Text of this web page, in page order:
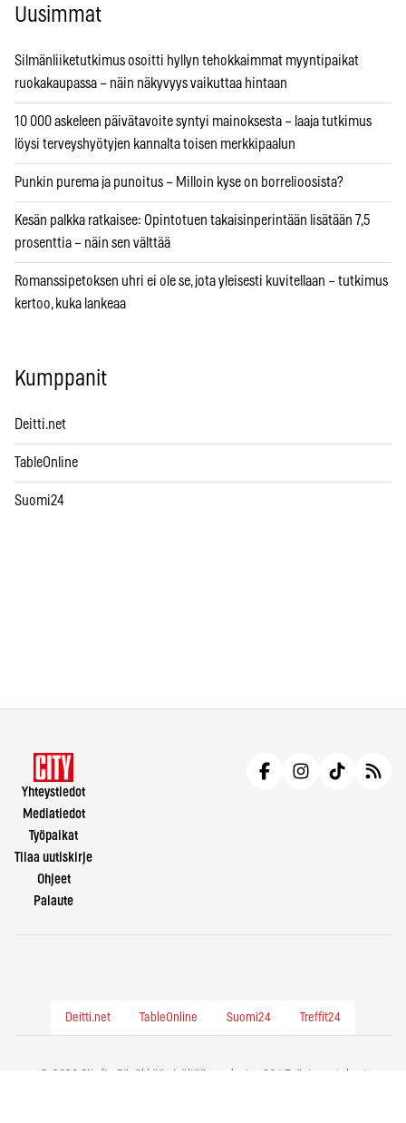
Uusimmat
Silmänliiketutkimus osoitti hyllyn tehokkaimmat myyntipaikat
ruokakaupassa – näin näkyvyys vaikuttaa hintaan
10 000 askeleen päivätavoite syntyi mainoksesta – laaja tutkimus
löysi terveyshyötyjen kannalta toisen merkkipaalun
Punkin purema ja punoitus – Milloin kyse on borrelioosista?
Kesän palkka ratkaisee: Opintotuen takaisinperintään lisätään 7,5
prosenttia – näin sen välttää
Romanssipetoksen uhri ei ole se, jota yleisesti kuvitellaan – tutkimus
kertoo, kuka lankeaa
Kumppanit
Deitti.net
TableOnline
Suomi24
Yhteystiedot
Mediatiedot
Työpaikat
Tilaa uutiskirje
Ohjeet
Palaute
Deitti.net TableOnline Suomi24 Treffit24